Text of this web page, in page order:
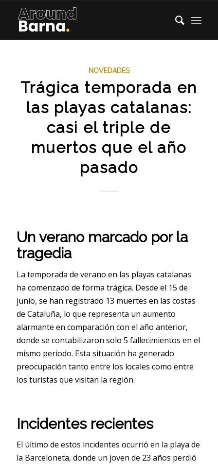
NOVEDADES
Trágica temporada en
las playas catalanas:
casi el triple de
muertos que el año
pasado
Un verano marcado por la
tragedia
La temporada de verano en las playas catalanas
ha comenzado de forma trágica. Desde el 15 de
junio, se han registrado 13 muertes en las costas
de Cataluña, lo que representa un aumento
alarmante en comparación con el año anterior,
donde se contabilizaron solo 5 fallecimientos en el
mismo periodo. Esta situación ha generado
preocupación tanto entre los locales como entre
los turistas que visitan la región.
Incidentes recientes
El último de estos incidentes ocurrió en la playa de
la Barceloneta, donde un joven de 23 años perdió